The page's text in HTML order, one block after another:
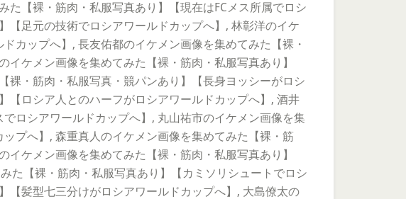
た【裸・筋肉・私服写真あり】【現在はFCメス所属でロシ
【足元の技術でロシアワールドカップへ】, 林彰洋のイケ
カップへ】, 長友佑都のイケメン画像を集めてみた【裸・
ケメン画像を集めてみた【裸・筋肉・私服写真あり】
裸・筋肉・私服写真・競パンあり】【長身ヨッシーがロシ
【ロシア人とのハーフがロシアワールドカップへ】, 酒井
ロシアワールドカップへ】, 丸山祐市のイケメン画像を集
プへ】, 森重真人のイケメン画像を集めてみた【裸・筋
ケメン画像を集めてみた【裸・筋肉・私服写真あり】
た【裸・筋肉・私服写真あり】【カミソリシュートでロシ
【髪型七三分けがロシアワールドカップへ】, 大島僚太の